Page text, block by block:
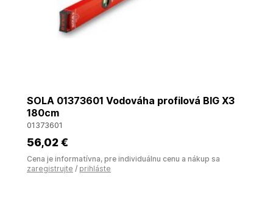
SOLA 01373601 Vodováha profilová BIG X3
180cm
01373601
56,02 €
Cena je informatívna, pre individuálnu cenu a nákup sa
zaregistrujte / prihláste